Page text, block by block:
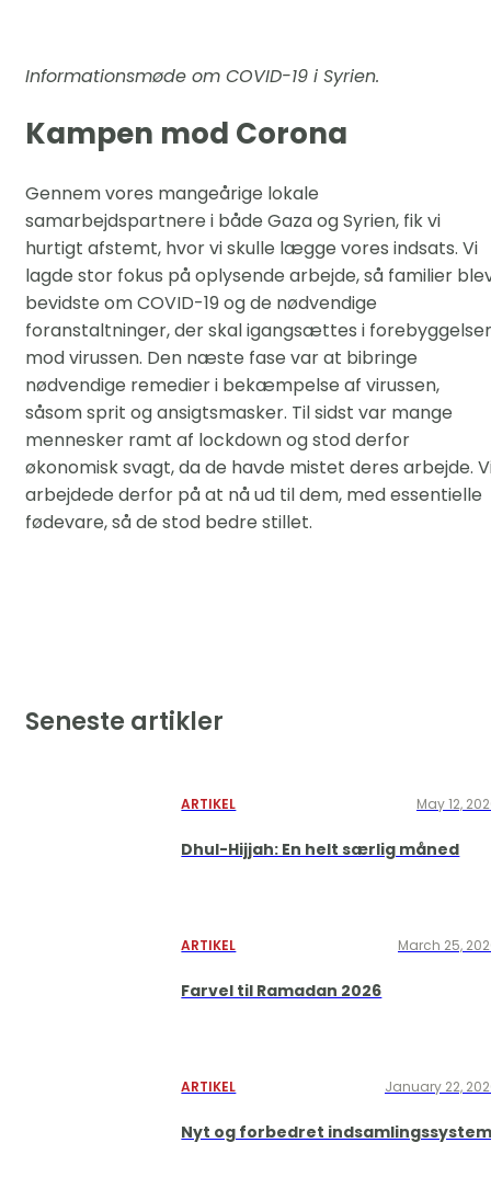
Informationsmøde om COVID-19 i Syrien.
Kampen mod Corona
Gennem vores mangeårige lokale
samarbejdspartnere i både Gaza og Syrien, fik vi
hurtigt afstemt, hvor vi skulle lægge vores indsats. Vi
lagde stor fokus på oplysende arbejde, så familier
bevidste om COVID-19 og de nødvendige
foranstaltninger, der skal igangsættes i
mod virussen. Den næste fase var at bibringe
nødvendige remedier i bekæmpelse af virussen,
såsom sprit og ansigtsmasker. Til sidst var mange
mennesker ramt af lockdown og stod derfor
økonomisk svagt, da de havde mistet deres arbejde.
arbejdede derfor på at nå ud til dem, med essentielle
fødevare, så de stod bedre stillet.
Seneste artikler
ARTIKEL May 12,
Dhul-Hijjah: En helt særlig måned
ARTIKEL March 25,
Farvel til Ramadan 2026
ARTIKEL January 22,
Nyt og forbedret